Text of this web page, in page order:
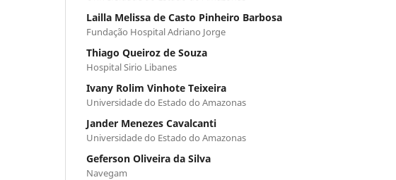
Lailla Melissa de Casto Pinheiro Barbosa
Fundação Hospital Adriano Jorge
Thiago Queiroz de Souza
Hospital Sirio Libanes
Ivany Rolim Vinhote Teixeira
Universidade do Estado do Amazonas
Jander Menezes Cavalcanti
Universidade do Estado do Amazonas
Geferson Oliveira da Silva
Navegam